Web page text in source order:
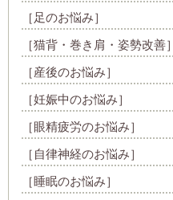
［足のお悩み］
［猫背・巻き肩・姿勢改善］
［産後のお悩み］
［妊娠中のお悩み］
［眼精疲労のお悩み］
［自律神経のお悩み］
［睡眠のお悩み］